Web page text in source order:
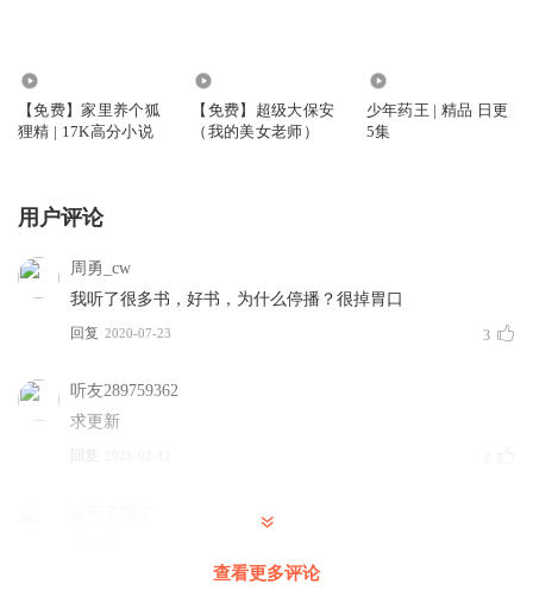
【免费】家里养个狐
狸精 | 17K高分小说
【免费】超级大保安
（我的美女老师）
少年药王 | 精品 日更
5集
用户评论
周勇_cw
我听了很多书，好书，为什么停播？很掉胃口
回复 2020-07-23 3
听友289759362
求更新
回复
查看更多评论